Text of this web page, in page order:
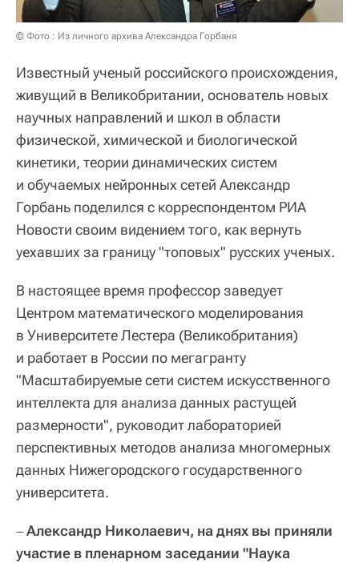
© Фото : Из личного архива Александра Горбаня
Известный ученый российского происхождения,
живущий в Великобритании, основатель новых
научных направлений и школ в области
физической, химической и биологической
кинетики, теории динамических систем
и обучаемых нейронных сетей Александр
Горбань поделился с корреспондентом РИА
Новости своим видением того, как вернуть
уехавших за границу "топовых" русских ученых.
В настоящее время профессор заведует
Центром математического моделирования
в Университете Лестера (Великобритания)
и работает в России по мегагранту
"Масштабируемые сети систем искусственного
интеллекта для анализа данных растущей
размерности", руководит лабораторией
перспективных методов анализа многомерных
данных Нижегородского государственного
университета.
– Александр Николаевич, на днях вы приняли
участие в пленарном заседании "Наука